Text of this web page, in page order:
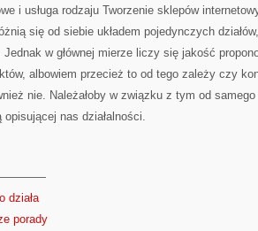
i usługa rodzaju Tworzenie sklepów
się od siebie układem pojedynczych
w głównej mierze liczy się jakość
albowiem przecież to od tego zależy czy
nie. Należałoby w związku z tym od
opisującej nas działalności.
działa
porady